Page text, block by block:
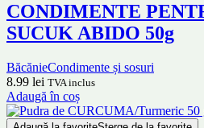
CONDIMENTE
SUCUK ABIDO 50g
BăcănieCondimente și sosuri
8.99 lei TVA inclus
Adaugă în coș